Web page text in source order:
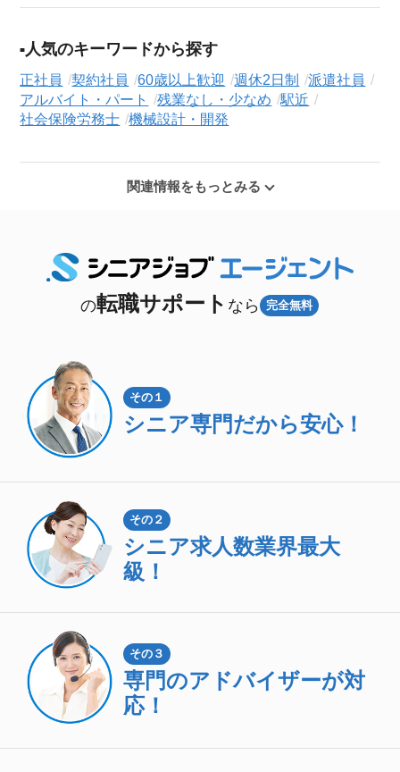
人気のキーワードから探す
正社員 契約社員 60歳以上歓迎 週休2日制
派遣社員
アルバイト・パート
残業なし・少なめ
駅近
社会保険労務士
機械設計・開発
関連情報をもっとみる
の転職サポート なら 完全無料
その１
シニア専門だから安心！
その２
シニア求人数業界最大
級！
その３
専門のアドバイザーが対
応！